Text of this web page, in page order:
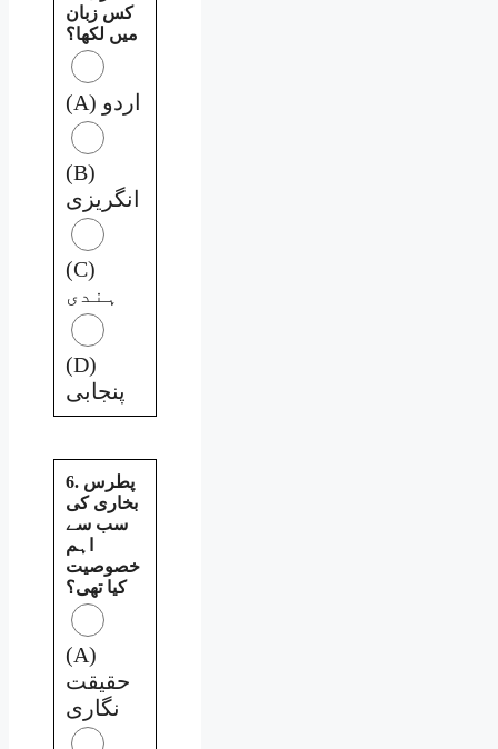
کس زبان
میں لکھا؟
(A) اردو
(B)
انگریزی
(C)
ہندی
(D)
پنجابی
6. پطرس
بخاری کی
سب سے
اہم
خصوصیت
کیا تھی؟
(A)
حقیقت
نگاری